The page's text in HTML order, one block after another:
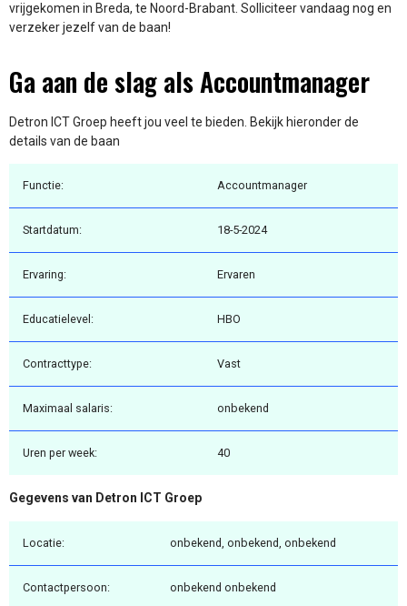
vrijgekomen in Breda, te Noord-Brabant. Solliciteer vandaag nog en
verzeker jezelf van de baan!
Ga aan de slag als Accountmanager
Detron ICT Groep heeft jou veel te bieden. Bekijk hieronder de
details van de baan
Functie: Accountmanager
Startdatum: 18-5-2024
Ervaring: Ervaren
Educatielevel: HBO
Contracttype: Vast
Maximaal salaris: onbekend
Uren per week: 40
Gegevens van Detron ICT Groep
Locatie: onbekend, onbekend, onbekend
Contactpersoon: onbekend onbekend